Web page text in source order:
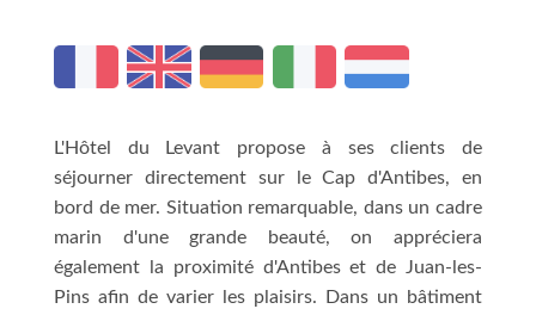
L'Hôtel du Levant propose à ses clients de
séjourner directement sur le Cap d'Antibes, en
bord de mer. Situation remarquable, dans un cadre
marin d'une grande beauté, on appréciera
également la proximité d'Antibes et de Juan-les-
Pins afin de varier les plaisirs. Dans un bâtiment